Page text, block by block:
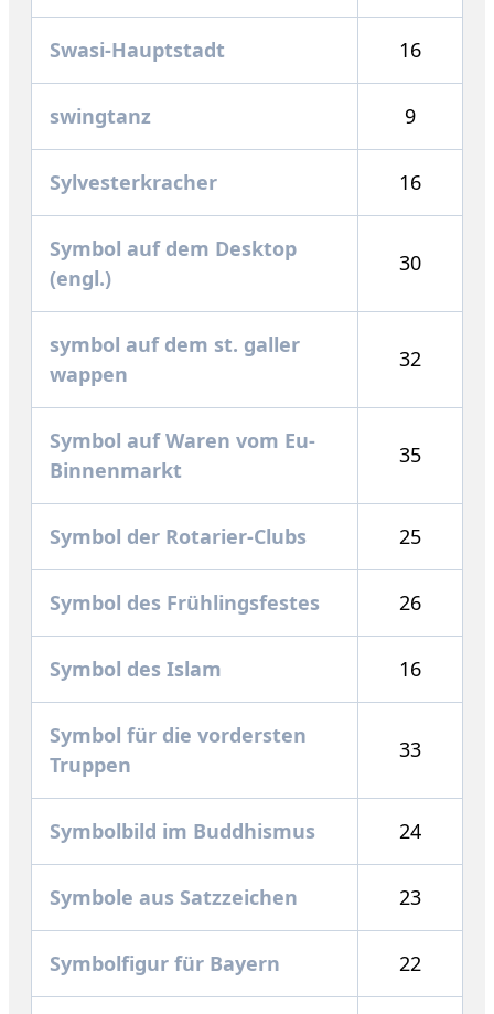
Swasi-Hauptstadt 16
swingtanz 9
Sylvesterkracher 16
Symbol auf dem Desktop
(engl.)
30
symbol auf dem st. galler
wappen
32
Symbol auf Waren vom Eu-
Binnenmarkt
35
Symbol der Rotarier-Clubs 25
Symbol des Frühlingsfestes 26
Symbol des Islam 16
Symbol für die vordersten
Truppen
33
Symbolbild im Buddhismus 24
Symbole aus Satzzeichen 23
Symbolfigur für Bayern 22